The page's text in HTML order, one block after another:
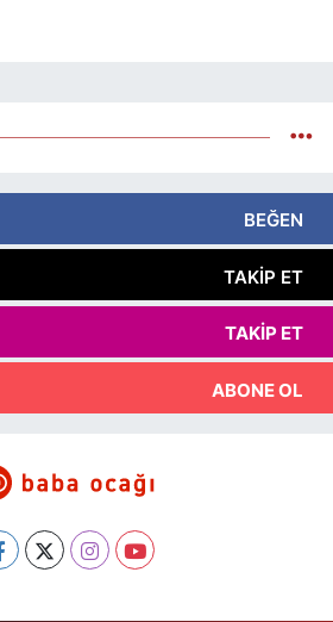
BEĞEN
TAKIP ET
TAKIP ET
ABONE OL